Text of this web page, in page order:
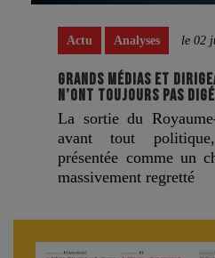
Actu Analyses le 02
GRANDS MÉDIAS ET
N’ONT TOUJOURS PAS
La sortie du
avant tout
présentée comme un
massivement regretté